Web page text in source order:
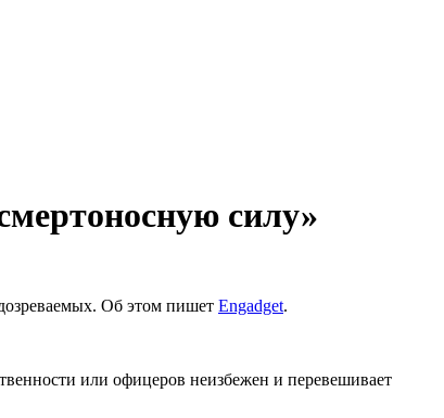
силу»
Об этом пишет Engadget.
или офицеров неизбежен и перевешивает